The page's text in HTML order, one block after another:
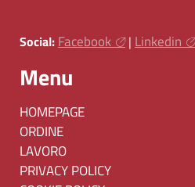
Social: Facebook | Linkedin
Menu
HOMEPAGE
ORDINE
LAVORO
PRIVACY POLICY